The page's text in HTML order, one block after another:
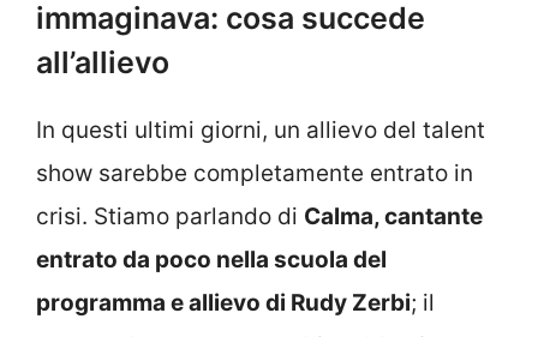
immaginava: cosa succede
all’allievo
In questi ultimi giorni, un allievo del talent
show sarebbe completamente entrato in
crisi. Stiamo parlando di Calma, cantante
entrato da poco nella scuola del
programma e allievo di Rudy Zerbi; il